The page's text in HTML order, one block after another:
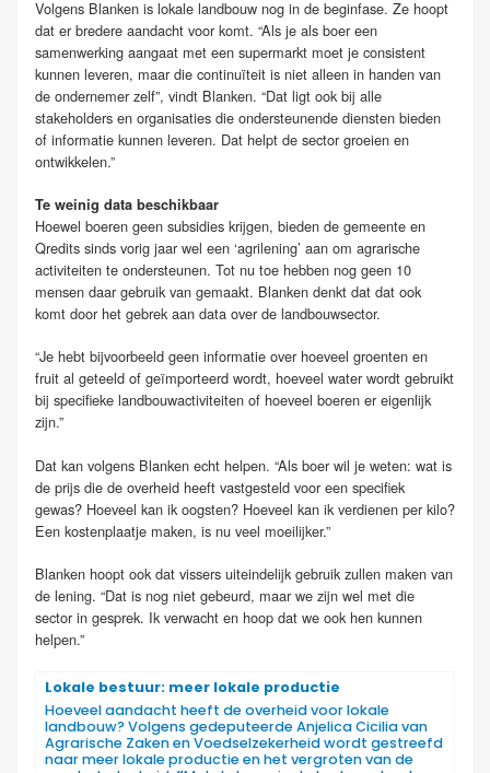
Volgens Blanken is lokale landbouw nog in de beginfase. Ze hoopt
dat er bredere aandacht voor komt. “Als je als boer een
samenwerking aangaat met een supermarkt moet je consistent
kunnen leveren, maar die continuïteit is niet alleen in handen van
de ondernemer zelf”, vindt Blanken. “Dat ligt ook bij alle
stakeholders en organisaties die ondersteunende diensten bieden
of informatie kunnen leveren. Dat helpt de sector groeien en
ontwikkelen.”
Te weinig data beschikbaar
Hoewel boeren geen subsidies krijgen, bieden de gemeente en
Qredits sinds vorig jaar wel een ‘agrilening’ aan om agrarische
activiteiten te ondersteunen. Tot nu toe hebben nog geen 10
mensen daar gebruik van gemaakt. Blanken denkt dat dat ook
komt door het gebrek aan data over de landbouwsector.
“Je hebt bijvoorbeeld geen informatie over hoeveel groenten en
fruit al geteeld of geïmporteerd wordt, hoeveel water wordt gebruikt
bij specifieke landbouwactiviteiten of hoeveel boeren er eigenlijk
zijn.”
Dat kan volgens Blanken echt helpen. “Als boer wil je weten: wat is
de prijs die de overheid heeft vastgesteld voor een specifiek
gewas? Hoeveel kan ik oogsten? Hoeveel kan ik verdienen per kilo?
Een kostenplaatje maken, is nu veel moeilijker.”
Blanken hoopt ook dat vissers uiteindelijk gebruik zullen maken van
de lening. “Dat is nog niet gebeurd, maar we zijn wel met die
sector in gesprek. Ik verwacht en hoop dat we ook hen kunnen
helpen.”
Lokale bestuur: meer lokale productie
Hoeveel aandacht heeft de overheid voor lokale
landbouw? Volgens gedeputeerde Anjelica Cicilia van
Agrarische Zaken en Voedselzekerheid wordt gestreefd
naar meer lokale productie en het vergroten van de